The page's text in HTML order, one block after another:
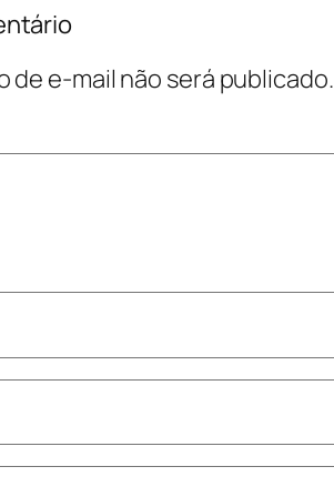
de e-mail não será publicado.